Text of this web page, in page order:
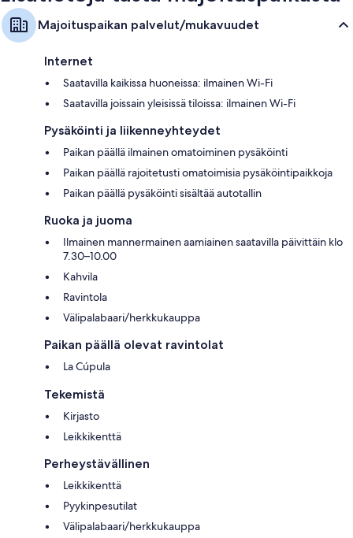
Majoituspaikan palvelut/mukavuudet
Internet
Saatavilla kaikissa huoneissa: ilmainen Wi-Fi
Saatavilla joissain yleisissä tiloissa: ilmainen Wi-Fi
Pysäköinti ja liikenneyhteydet
Paikan päällä ilmainen omatoiminen pysäköinti
Paikan päällä rajoitetusti omatoimisia pysäköintipaikkoja
Paikan päällä pysäköinti sisältää autotallin
Ruoka ja juoma
Ilmainen mannermainen aamiainen saatavilla päivittäin klo
7.30–10.00
Kahvila
Ravintola
Välipalabaari/herkkukauppa
Paikan päällä olevat ravintolat
La Cúpula
Tekemistä
Kirjasto
Leikkikenttä
Perheystävällinen
Leikkikenttä
Pyykinpesutilat
Välipalabaari/herkkukauppa